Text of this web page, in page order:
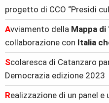
progetto di CCO “Presidi
Avviamento della Mappa di
collaborazione con Italia
Scolaresca di Catanzaro
Democrazia edizione 2023
Realizzazione di un panel e